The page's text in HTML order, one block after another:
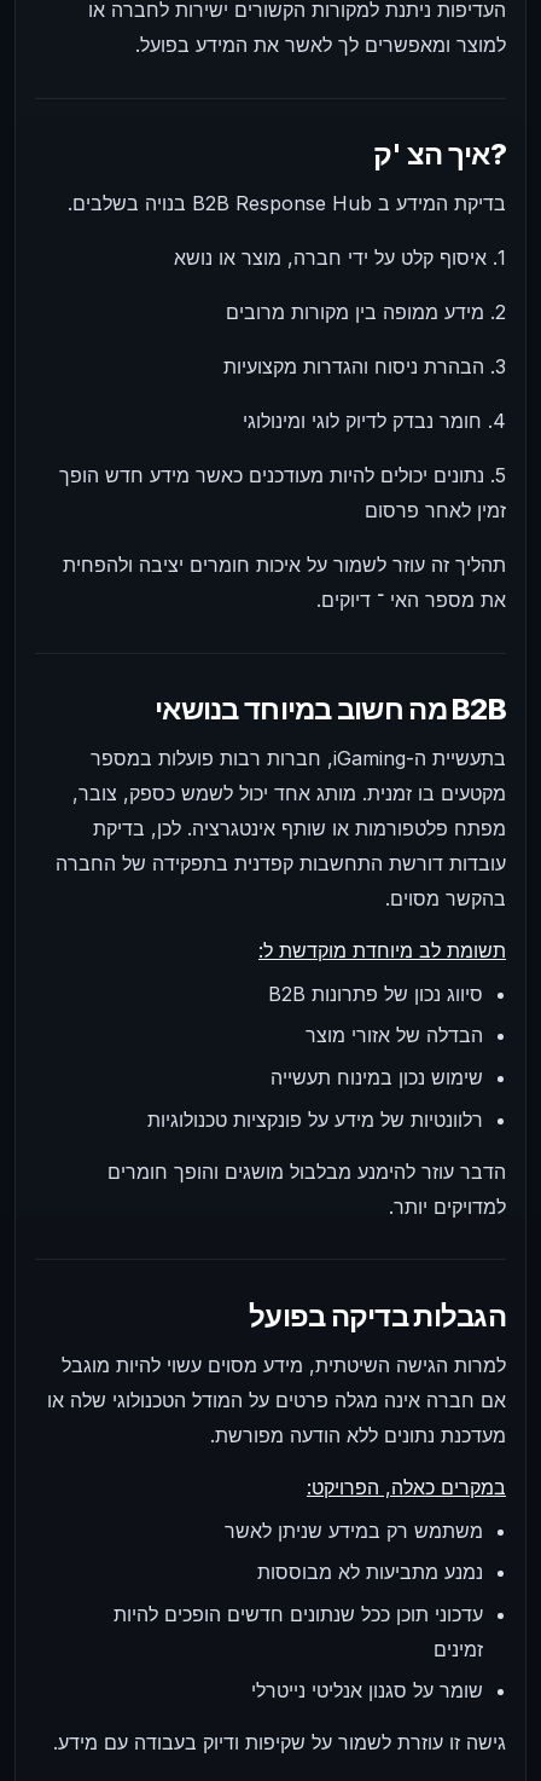
העדיפות ניתנת למקורות הקשורים ישירות לחברה או
למוצר ומאפשרים לך לאשר את המידע בפועל.
איך הצ 'ק?
בדיקת המידע ב B2B Response Hub בנויה בשלבים.
1. איסוף קלט על ידי חברה, מוצר או נושא
2. מידע ממופה בין מקורות מרובים
3. הבהרת ניסוח והגדרות מקצועיות
4. חומר נבדק לדיוק לוגי ומינולוגי
5. נתונים יכולים להיות מעודכנים כאשר מידע חדש הופך
זמין לאחר פרסום
תהליך זה עוזר לשמור על איכות חומרים יציבה ולהפחית
את מספר האי ־ דיוקים.
מה חשוב במיוחד בנושאי B2B
בתעשיית ה-iGaming, חברות רבות פועלות במספר
מקטעים בו זמנית. מותג אחד יכול לשמש כספק, צובר,
מפתח פלטפורמות או שותף אינטגרציה. לכן, בדיקת
עובדות דורשת התחשבות קפדנית בתפקידה של החברה
בהקשר מסוים.
תשומת לב מיוחדת מוקדשת ל:
סיווג נכון של פתרונות B2B
הבדלה של אזורי מוצר
שימוש נכון במינוח תעשייה
רלוונטיות של מידע על פונקציות טכנולוגיות
הדבר עוזר להימנע מבלבול מושגים והופך חומרים
למדויקים יותר.
הגבלות בדיקה בפועל
למרות הגישה השיטתית, מידע מסוים עשוי להיות מוגבל
אם חברה אינה מגלה פרטים על המודל הטכנולוגי שלה או
מעדכנת נתונים ללא הודעה מפורשת.
במקרים כאלה, הפרויקט:
משתמש רק במידע שניתן לאשר
נמנע מתביעות לא מבוססות
עדכוני תוכן ככל שנתונים חדשים הופכים להיות
זמינים
שומר על סגנון אנליטי נייטרלי
גישה זו עוזרת לשמור על שקיפות ודיוק בעבודה עם מידע.